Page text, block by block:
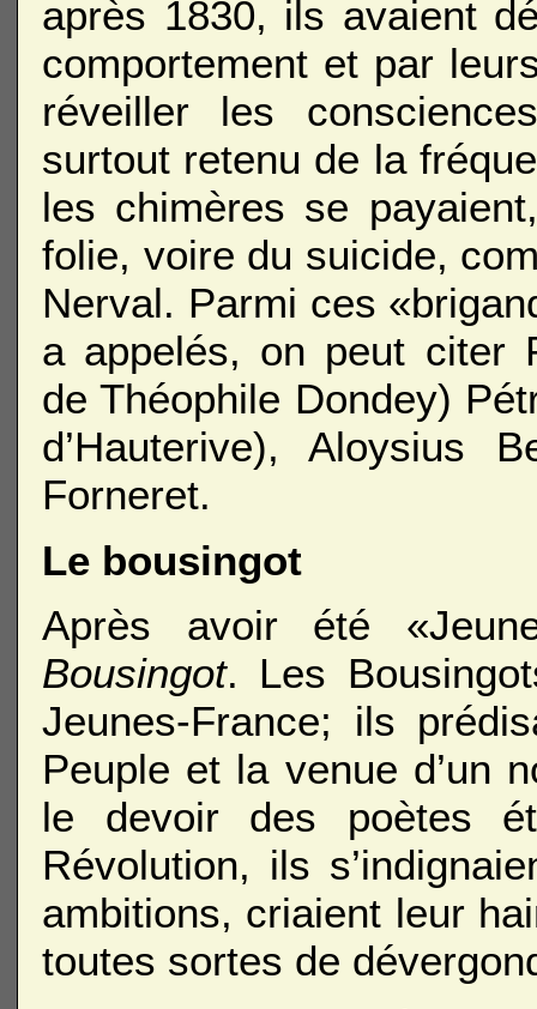
après 1830, ils avaient
comportement et par
réveiller les
surtout retenu de la
les chimères se
folie, voire du suicide,
Nerval. Parmi ces
a appelés, on peut citer
de Théophile Dondey)
d’Hauterive), Aloysius
Forneret.
Le bousingot
Après avoir été
Bousingot. Les
Jeunes-France; ils
Peuple et la venue d’un
le devoir des poètes
Révolution, ils
ambitions, criaient leur
toutes sortes de